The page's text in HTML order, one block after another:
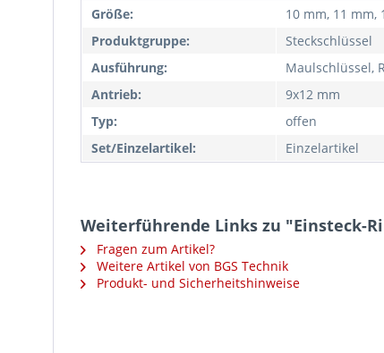
Größe:
10 mm, 11 mm,
Produktgruppe:
Steckschlüssel
Ausführung:
Maulschlüssel,
Antrieb:
9x12 mm
Typ:
offen
Set/Einzelartikel:
Einzelartikel
Weiterführende Links zu "Einsteck-
Fragen zum Artikel?
Weitere Artikel von BGS Technik
Produkt- und Sicherheitshinweise